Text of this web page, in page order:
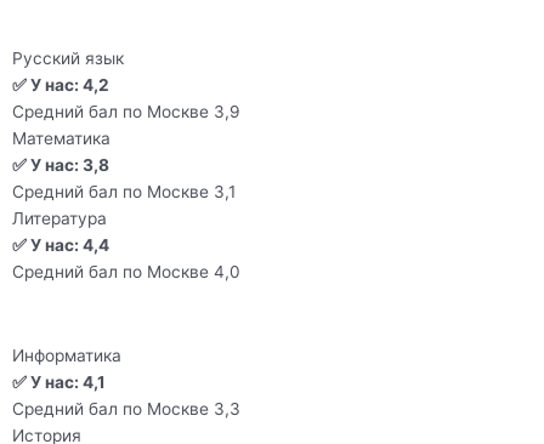
Русский язык
✅ У нас: 4,2
Средний бал по Москве 3,9
Математика
✅ У нас: 3,8
Средний бал по Москве 3,1
Литература
✅ У нас: 4,4
Средний бал по Москве 4,0
Информатика
✅ У нас: 4,1
Средний бал по Москве 3,3
История